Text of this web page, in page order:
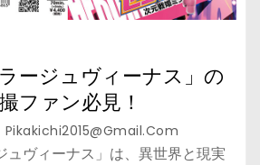
ラージュヴィーナス」の
ファン必見！
Pikakichi2015@gmail.com
ュヴィーナス」は、異世界と現実